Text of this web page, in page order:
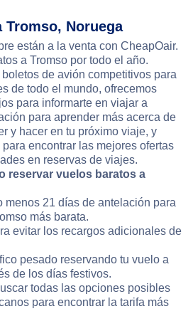
Tromso, Noruega
están a la venta con CheapOair.
a Tromso por todo el año.
de avión competitivos para
de todo el mundo, ofrecemos
para informarte en viajar a
para aprender más acerca de
y hacer en tu próximo viaje, y
encontrar las mejores ofertas
en reservas de viajes.
reservar vuelos baratos a
menos 21 días de antelación para
más barata.
evitar los recargos adicionales de
pesado reservando tu vuelo a
de los días festivos.
todas las opciones posibles
para encontrar la tarifa más